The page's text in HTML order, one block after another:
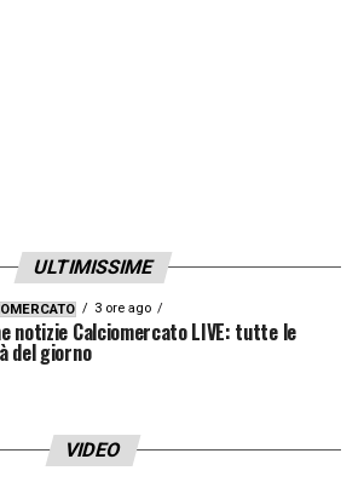
ULTIMISSIME
3 ore ago
notizie Calciomercato LIVE: tutte le
del giorno
VIDEO